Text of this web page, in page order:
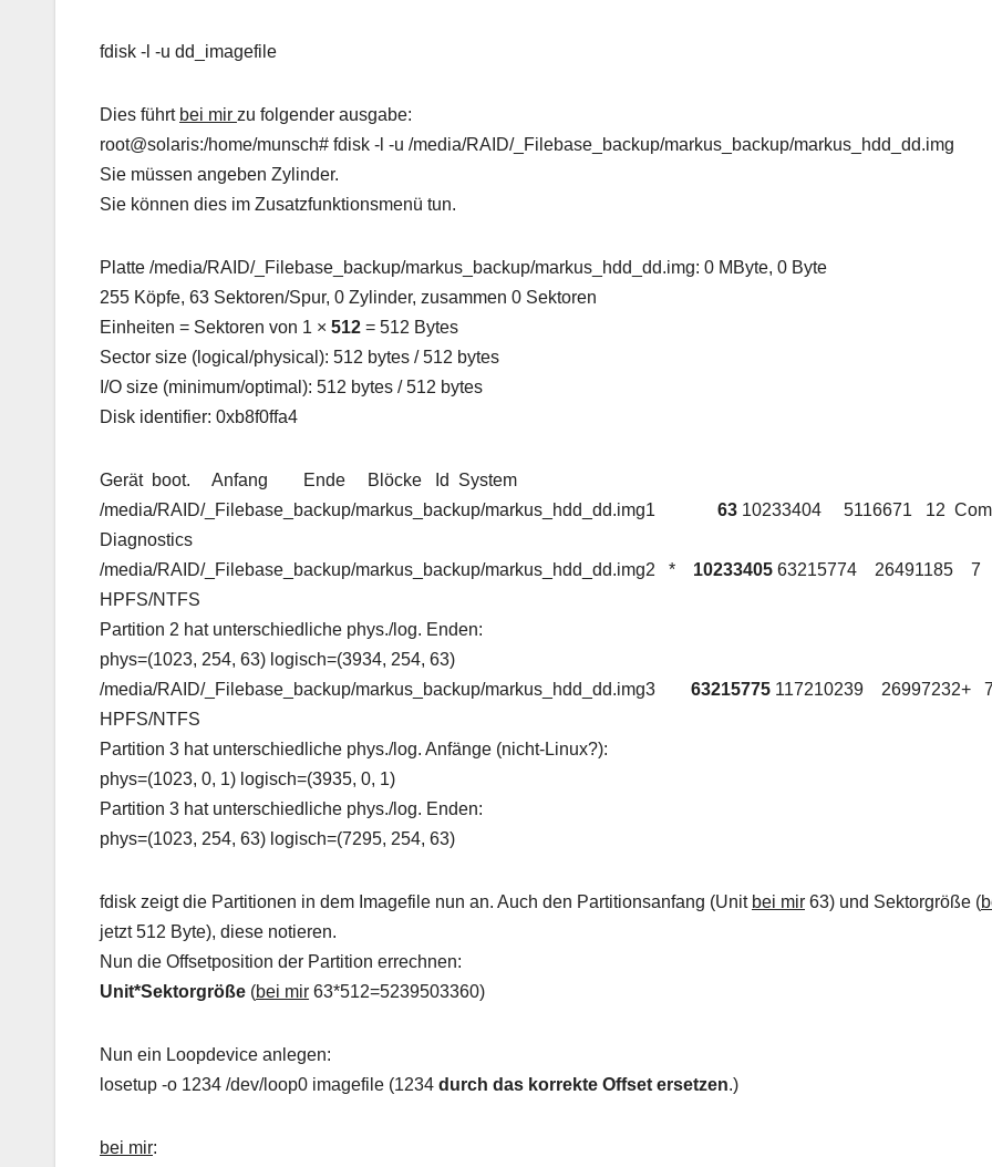
fdisk -l -u dd_imagefile
Dies führt bei mir zu folgender ausgabe:
root@solaris:/home/munsch# fdisk -l -u /media/RAID/_Filebase_backup/markus_backup/markus_hdd_dd.img
Sie müssen angeben Zylinder.
Sie können dies im Zusatzfunktionsmenü tun.
Platte /media/RAID/_Filebase_backup/markus_backup/markus_hdd_dd.img: 0 MByte, 0 Byte
255 Köpfe, 63 Sektoren/Spur, 0 Zylinder, zusammen 0 Sektoren
Einheiten = Sektoren von 1 × 512 = 512 Bytes
Sector size (logical/physical): 512 bytes / 512 bytes
I/O size (minimum/optimal): 512 bytes / 512 bytes
Disk identifier: 0xb8f0ffa4
Gerät boot. Anfang Ende Blöcke Id System
/media/RAID/_Filebase_backup/markus_backup/markus_hdd_dd.img1 63 10233404 5116671 12
Diagnostics
/media/RAID/_Filebase_backup/markus_backup/markus_hdd_dd.img2 * 10233405 63215774 26491185 7
HPFS/NTFS
Partition 2 hat unterschiedliche phys./log. Enden:
phys=(1023, 254, 63) logisch=(3934, 254, 63)
/media/RAID/_Filebase_backup/markus_backup/markus_hdd_dd.img3 63215775 117210239 26997232+ 7
HPFS/NTFS
Partition 3 hat unterschiedliche phys./log. Anfänge (nicht-Linux?):
phys=(1023, 0, 1) logisch=(3935, 0, 1)
Partition 3 hat unterschiedliche phys./log. Enden:
phys=(1023, 254, 63) logisch=(7295, 254, 63)
fdisk zeigt die Partitionen in dem Imagefile nun an. Auch den Partitionsanfang (Unit bei mir 63) und Sektorgröße (
jetzt 512 Byte), diese notieren.
Nun die Offsetposition der Partition errechnen:
Unit*Sektorgröße (bei mir 63*512=5239503360)
Nun ein Loopdevice anlegen:
losetup -o 1234 /dev/loop0 imagefile (1234 durch das korrekte Offset ersetzen.)
bei mir: